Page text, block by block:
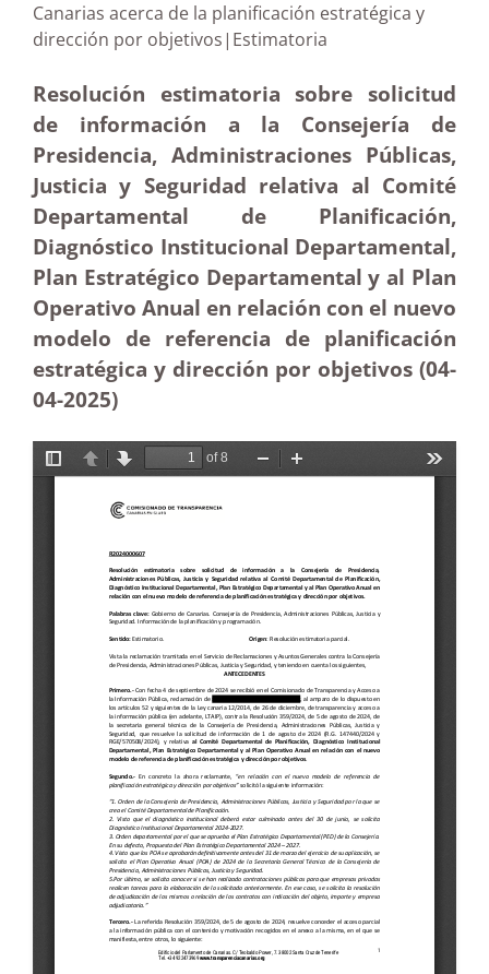
Canarias acerca de la planificación estratégica y
dirección por objetivos|Estimatoria
Resolución estimatoria sobre solicitud
de información a la Consejería de
Presidencia, Administraciones Públicas,
Justicia y Seguridad relativa al Comité
Departamental de Planificación,
Diagnóstico Institucional Departamental,
Plan Estratégico Departamental y al Plan
Operativo Anual en relación con el nuevo
modelo de referencia de planificación
estratégica y dirección por objetivos (04-
04-2025)